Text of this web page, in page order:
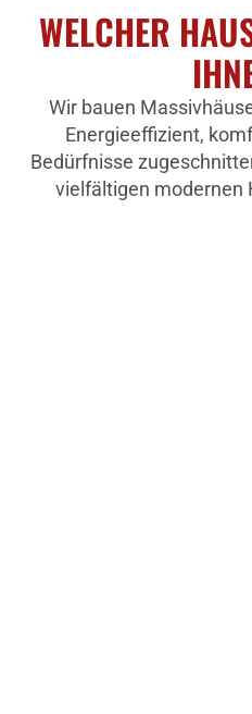
WELCHER
Wir bauen
Energieeffizient,
Bedürfnisse
vielfältigen modernen